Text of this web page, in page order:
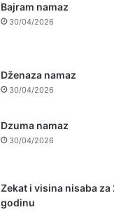
Bajram namaz
30/04/2026
Dženaza namaz
30/04/2026
Dzuma namaz
30/04/2026
Zekat i visina nisaba za
godinu